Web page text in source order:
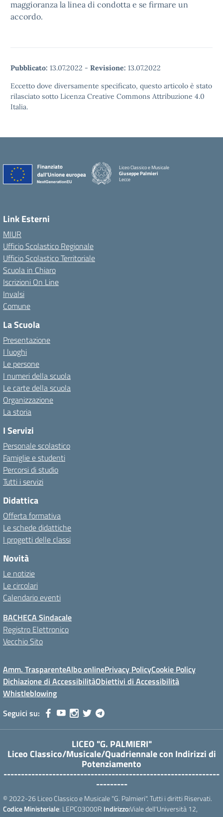
maggioranza la linea di condotta e se firmare un
accordo.
Pubblicato: 13.07.2022 - Revisione: 13.07.2022
Eccetto dove diversamente specificato, questo articolo è stato
rilasciato sotto Licenza Creative Commons Attribuzione 4.0
Italia.
Liceo Classico e Musicale
Giuseppe Palmieri
Lecce
Link Esterni
MIUR
Ufficio Scolastico Regionale
Ufficio Scolastico Territoriale
Scuola in Chiaro
Iscrizioni On Line
Invalsi
Comune
La Scuola
Presentazione
I luoghi
Le persone
I numeri della scuola
Le carte della scuola
Organizzazione
La storia
I Servizi
Personale scolastico
Famiglie e studenti
Percorsi di studio
Tutti i servizi
Didattica
Offerta formativa
Le schede didattiche
I progetti delle classi
Novità
Le notizie
Le circolari
Calendario eventi
BACHECA Sindacale
Registro Elettronico
Vecchio Sito
Amm. TrasparenteAlbo onlinePrivacy PolicyCookie Policy
Dichiazione di AccessibilitàObiettivi di Accessibilità
Whistleblowing
Seguici su:
LICEO "G. PALMIERI"
Liceo Classico/Musicale/Quadriennale con Indirizzi di
Potenziamento
--------------------------------------------------------------
---------
© 2022-26 Liceo Classico e Musicale "G. Palmieri". Tutti i diritti Riservati.
Codice Ministeriale: LEPC03000R Indirizzo:Viale dell'Università 12,